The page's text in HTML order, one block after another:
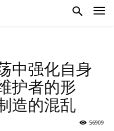
中强化自身
护者的形
造的混乱
56909